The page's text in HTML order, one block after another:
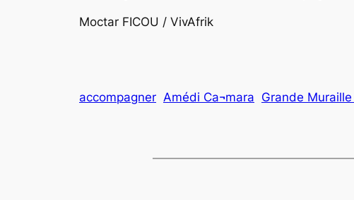
Moctar FICOU / VivAfrik
accompagner Amédi Ca¬mara Grande